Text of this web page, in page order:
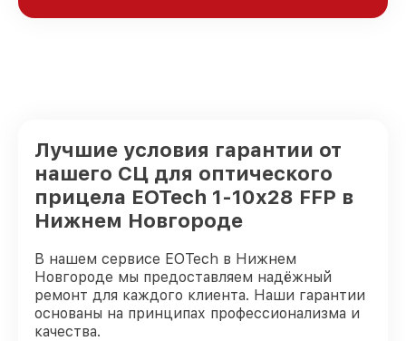
Лучшие условия гарантии от
нашего СЦ для оптического
прицела EOTech 1-10x28 FFP в
Нижнем Новгороде
В нашем сервисе EOTech в Нижнем
Новгороде мы предоставляем надёжный
ремонт для каждого клиента. Наши гарантии
основаны на принципах профессионализма и
качества.